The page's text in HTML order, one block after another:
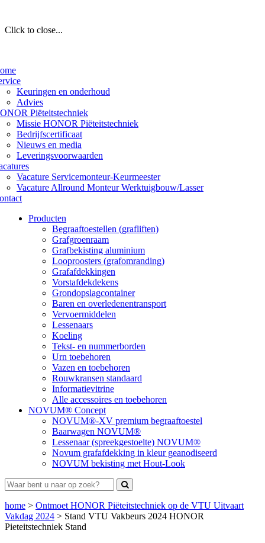
Click to close...
Keuringen en onderhoud
Advies
Piëteitstechniek
Missie HONOR Piëteitstechniek
Bedrijfscertificaat
Nieuws en media
Leveringsvoorwaarden
Vacature Servicemonteur-Keurmeester
Vacature Allround Monteur Werktuigbouw/Lasser
Producten
Begraaftoestellen (grafliften)
Grafgroenraam
Grafbekisting aluminium
Looproosters (grafomranding)
Grafafdekkingen
Vorstafdekdekens
Grondopslagcontainer
Baren en overledenentransport
Vervoermiddelen
Lessenaars
Koeling
Tekst- en nummerborden
Urn toebehoren
Vazen en toebehoren
Rouwkransen standaard
Informatievitrine
Alle accessoires en toebehoren
NOVUM® Concept
NOVUM®-XV premium begraaftoestel
Baarwagen NOVUM®
Lessenaar (spreekgestoelte) NOVUM®
Novum grafafdekking in kleur geanodiseerd
NOVUM bekisting met Hout-Look
home > Ontmoet HONOR Piëteitstechniek op de VTU Uitvaart
Vakdag 2024 > Stand VTU Vakbeurs 2024 HONOR
Pieteitstechniek Stand